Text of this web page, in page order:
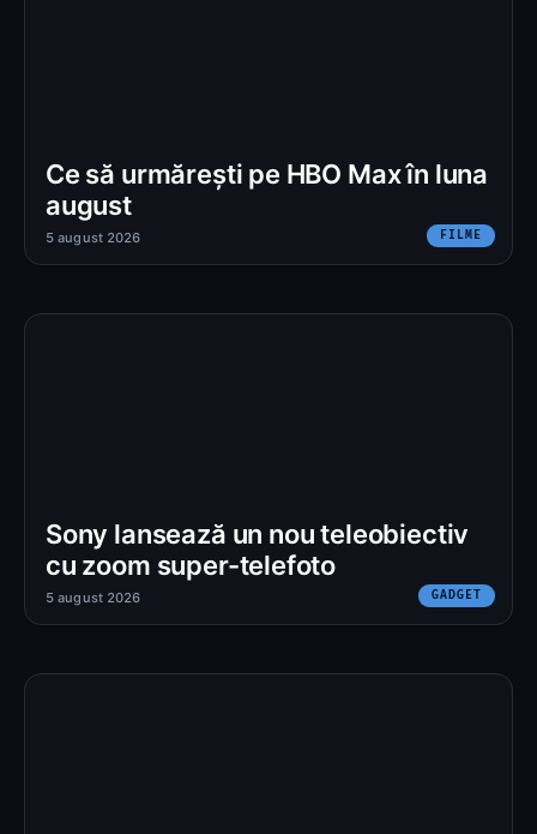
Ce să urmărești pe HBO Max în luna
august
FILME
5 august 2026
Sony lansează un nou teleobiectiv
cu zoom super-telefoto
GADGET
5 august 2026